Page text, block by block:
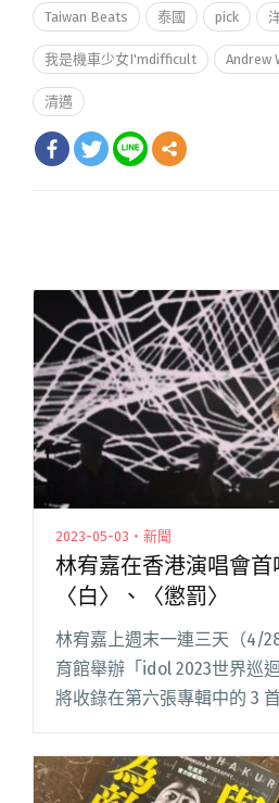
Taiwan Beats 泰國 pick
我是機車少女I'mdifficult Andrew
清邁
2023-05-03・新聞
林宥嘉在香港演唱會
〈白〉、〈懲罰〉
林宥嘉上週末一連三天（4/
育館舉辦「idol 2023世界巡
將收錄在第六張專輯中的 3
罰〉。 睽違四年再度登上香
林宥嘉閱讀全文 "林宥嘉在